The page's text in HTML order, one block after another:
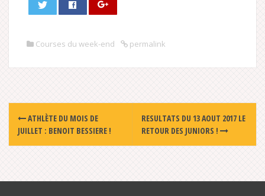
Courses du week-end permalink
Post
navigation
ATHLÈTE DU MOIS DE
JUILLET : BENOIT BESSIERE !
RESULTATS DU 13 AOUT 2017 LE
RETOUR DES JUNIORS !